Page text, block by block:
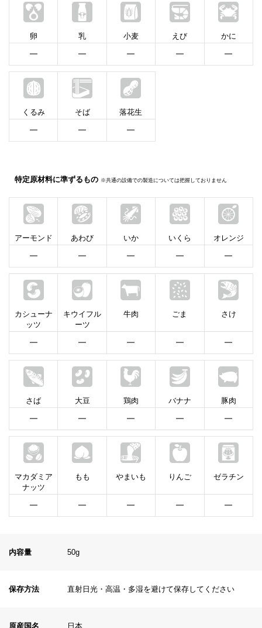
卵
━
乳
━
小麦
━
えび
━
かに
━
くるみ
━
そば
━
落花生
━
特定原材料に準ずるもの ※共通の設備での製造については把握しておりません
アーモンド
━
あわび
━
いか
━
いくら
━
オレンジ
━
カシューナ
ッツ
━
キウイフル
ーツ
━
牛肉
━
ごま
━
さけ
━
さば
━
大豆
━
鶏肉
━
バナナ
━
豚肉
━
マカダミア
ナッツ
━
もも
━
やまいも
━
りんご
━
ゼラチン
━
内容量 50g
保存方法 直射日光・高温・多湿を避けて保存してください
原産国名 日本